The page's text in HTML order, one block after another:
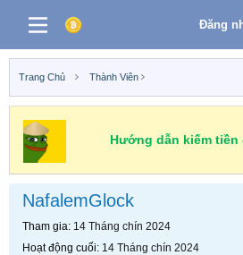
Đăng
Trang Chủ Thành Viên
Hướng dẫn kiếm
NafalemGlock
Tham gia 14 Tháng chín 2024
Hoạt động cuối 14 Tháng chín 2024